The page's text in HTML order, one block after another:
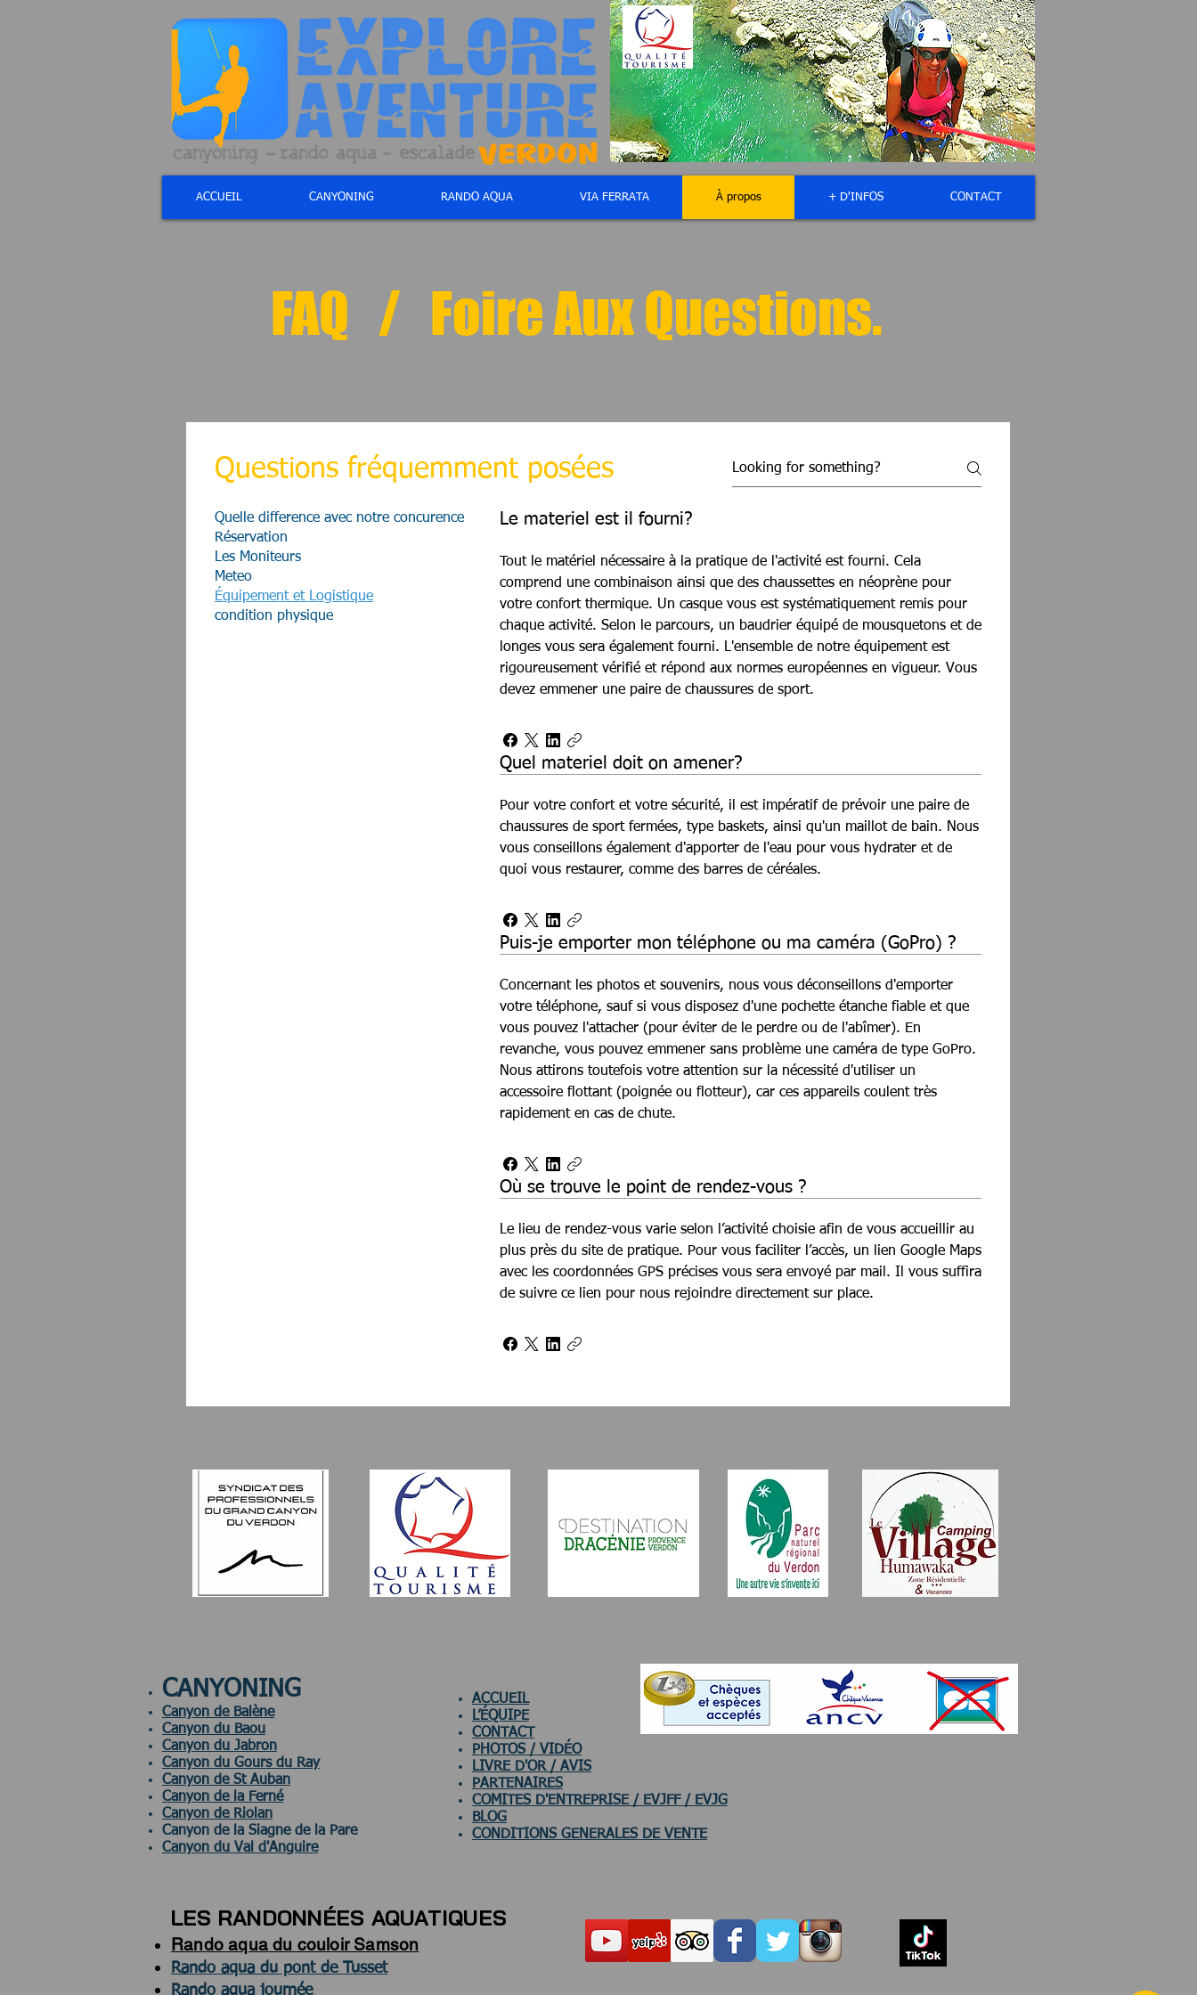
FAQ / Foire Aux Questions.
Questions fréquemment posées
Quelle difference avec notre concurence
Réservation
Les Moniteurs
Meteo
Équipement et Logistique
condition physique
Le materiel est il fourni?
Tout le matériel nécessaire à la pratique de l'activité est fourni. Cela
comprend une combinaison ainsi que des chaussettes en néoprène pour
votre confort thermique. Un casque vous est systématiquement remis pour
chaque activité. Selon le parcours, un baudrier équipé de mousquetons et de
longes vous sera également fourni. L'ensemble de notre équipement est
rigoureusement vérifié et répond aux normes européennes en vigueur. Vous
devez emmener une paire de chaussures de sport.
Quel materiel doit on amener?
Pour votre confort et votre sécurité, il est impératif de prévoir une paire de
chaussures de sport fermées, type baskets, ainsi qu'un maillot de bain. Nous
vous conseillons également d'apporter de l'eau pour vous hydrater et de
quoi vous restaurer, comme des barres de céréales.
Puis-je emporter mon téléphone ou ma caméra (GoPro) ?
Concernant les photos et souvenirs, nous vous déconseillons d'emporter
votre téléphone, sauf si vous disposez d'une pochette étanche fiable et que
vous pouvez l'attacher (pour éviter de le perdre ou de l'abîmer). En
revanche, vous pouvez emmener sans problème une caméra de type GoPro.
Nous attirons toutefois votre attention sur la nécessité d'utiliser un
accessoire flottant (poignée ou flotteur), car ces appareils coulent très
rapidement en cas de chute.
Où se trouve le point de rendez-vous ?
Le lieu de rendez-vous varie selon l’activité choisie afin de vous accueillir au
plus près du site de pratique. Pour vous faciliter l’accès, un lien Google Maps
avec les coordonnées GPS précises vous sera envoyé par mail. Il vous suffira
de suivre ce lien pour nous rejoindre directement sur place.
ACCUEIL CANYONING RANDO AQUA VIA FERRATA À propos + D'INFOS CONTACT
ACCUEIL
L’ÉQUIPE
CONTACT
PHOTOS / VIDÉO
LIVRE D'OR / AVIS
PARTENAIRES
COMITES D'ENTREPRISE / EVJFF / EVJG
BLOG
CONDITIONS GENERALES DE VENTE
CANYONING
Canyon de Balène
Canyon du Baou
Canyon du Jabron
Canyon du Gours du Ray
Canyon de St Auban
Canyon de la Ferné
Canyon de Riolan
Canyon de la Siagne de la Pare
Canyon du Val d'Anguire
LES RANDONNÉES AQUATIQUES
Rando aqua du couloir Samson
Rando aqua du pont de Tusset
Rando aqua journée